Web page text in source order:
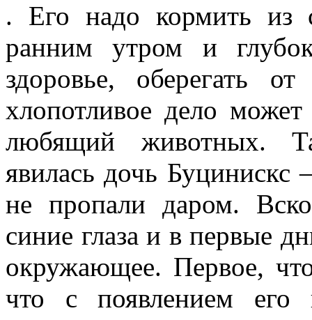
. Его надо кормить из
ранним утром и
здоровье, оберегать
хлопотливое дело может
любящий животных.
явилась дочь
не пропали даром.
синие глаза и в первые
окружающее. Первое,
что с появлением его